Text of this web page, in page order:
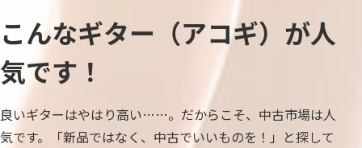
こんなギター（アコギ）が人
気です！
良いギターはやはり高い……。だからこそ、中古市場は人
気です。「新品ではなく、中古でいいものを！」と探して